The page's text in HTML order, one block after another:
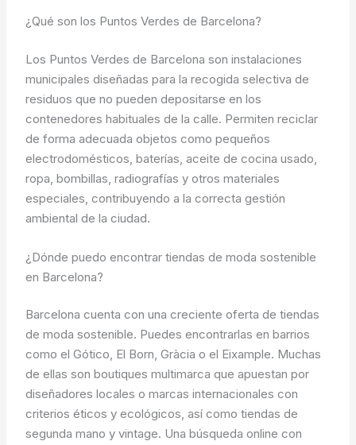
¿Qué son los Puntos Verdes de Barcelona?
Los Puntos Verdes de Barcelona son instalaciones
municipales diseñadas para la recogida selectiva de
residuos que no pueden depositarse en los
contenedores habituales de la calle. Permiten reciclar
de forma adecuada objetos como pequeños
electrodomésticos, baterías, aceite de cocina usado,
ropa, bombillas, radiografías y otros materiales
especiales, contribuyendo a la correcta gestión
ambiental de la ciudad.
¿Dónde puedo encontrar tiendas de moda sostenible
en Barcelona?
Barcelona cuenta con una creciente oferta de tiendas
de moda sostenible. Puedes encontrarlas en barrios
como el Gótico, El Born, Gràcia o el Eixample. Muchas
de ellas son boutiques multimarca que apuestan por
diseñadores locales o marcas internacionales con
criterios éticos y ecológicos, así como tiendas de
segunda mano y vintage. Una búsqueda online con